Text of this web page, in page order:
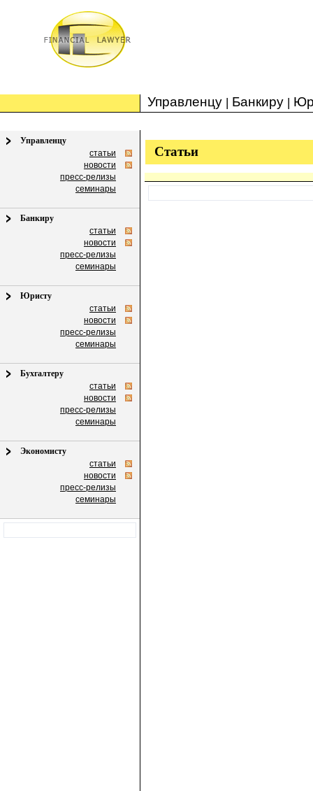
Управленцу | Банкиру |
Управленцу
статьи
новости
пресс-релизы
семинары
Банкиру
статьи
новости
пресс-релизы
семинары
Юристу
статьи
новости
пресс-релизы
семинары
Бухгалтеру
статьи
новости
пресс-релизы
семинары
Экономисту
статьи
новости
пресс-релизы
семинары
Статьи